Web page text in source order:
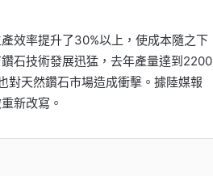
效率提升了30%以上，使成本隨之下
石技術發展迅猛，去年產量達到2200
對天然鑽石市場造成衝擊。據陸媒報
新改寫。